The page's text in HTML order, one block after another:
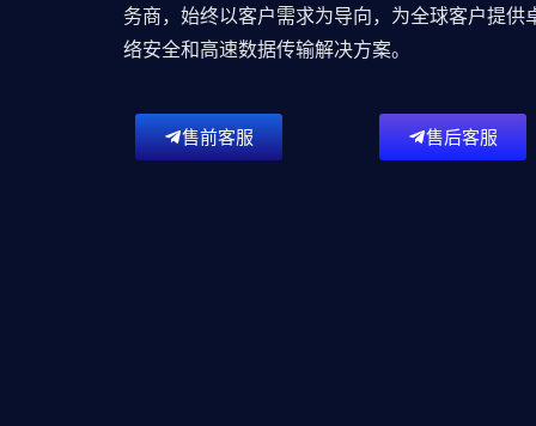
务商，始终以客户需求为导向，为全球客户提供
络安全和高速数据传输解决方案。
售前客服 售后客服